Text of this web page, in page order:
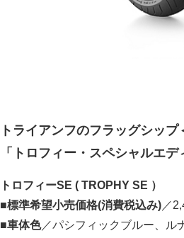
トライアンフのフラッグシッ
「トロフィー・スペシャルエ
トロフィーSE ( TROPHY SE ）
■標準希望小売価格(消費税込み) ／
■車体色／パシフィックブルー、ル